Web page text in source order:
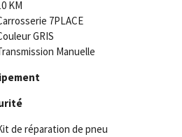
KM
7PLACE
GRIS
Manuelle
de réparation de pneu